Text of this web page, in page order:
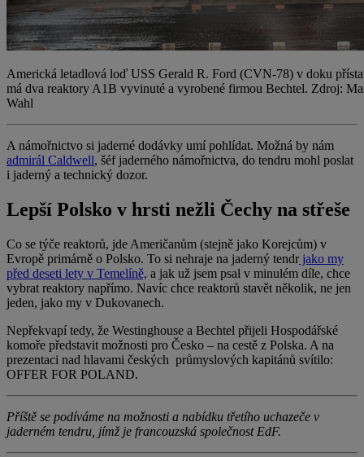
Americká letadlová loď USS Gerald R. Ford (CVN-78) v doku
má dva reaktory A1B vyvinuté a vyrobené firmou Bechtel. Zdroj:
Wahl
A námořnictvo si jaderné dodávky umí pohlídat. Možná by nám
admirál Caldwell, šéf jaderného námořnictva, do tendru mohl poslat
i jaderný a technický dozor.
Lepší Polsko v hrsti nežli Čechy na střeše
Co se týče reaktorů, jde Američanům (stejně jako Korejcům) v
Evropě primárně o Polsko. To si nehraje na jaderný tendrjako my
před deseti lety v Temelíně, a jak už jsem psal v minulém díle, chce
vybrat reaktory napřímo. Navíc chce reaktorů stavět několik, ne jen
jeden, jako my v Dukovanech.
Nepřekvapí tedy, že Westinghouse a Bechtel přijeli Hospodářské
komoře představit možnosti pro Česko – na cestě z Polska. A na
prezentaci nad hlavami českých průmyslových kapitánů svítilo:
OFFER FOR POLAND.
Příště se podíváme na možnosti a nabídku třetího uchazeče v
jaderném tendru, jímž je francouzská společnost EdF.